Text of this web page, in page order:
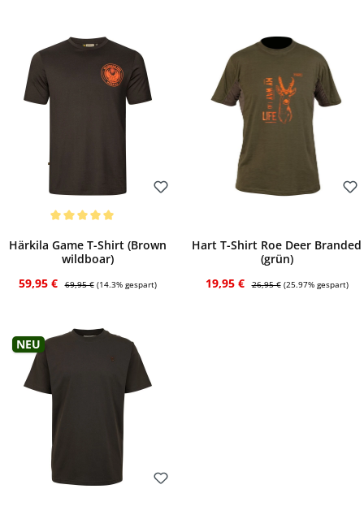
Bewerten
Härkila Game T-Shirt (Brown
wildboar)
Verkaufspreis:
59,95 € Regulärer Preis:
69,95 € (14.3% gespart)
Hart T-Shirt Roe Deer Branded
(grün)
Verkaufspreis:
19,95 € Regulärer Preis:
26,95 € (25.97% gespart)
Neu